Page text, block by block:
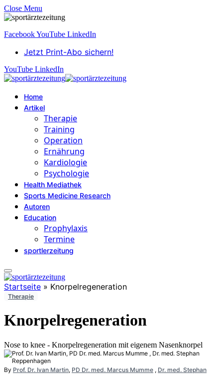
Close Menu
FacebookYouTube LinkedIn
Jetzt Print-Abo sichern!
YouTube LinkedIn
Home
Artikel
Therapie
Training
Operation
Ernährung
Kardiologie
Psychologie
Health Mediathek
Sports Medicine Research
Autoren
Education
Prophylaxis
Termine
sportlerzeitung
Startseite » Knorpelregeneration
Therapie
Knorpelregeneration
Nose to knee - Knorpelregeneration mit eigenem Nasenknorpel
By Prof. Dr. Ivan Martin, PD Dr. med. Marcus Mumme , Dr. med. Stephan